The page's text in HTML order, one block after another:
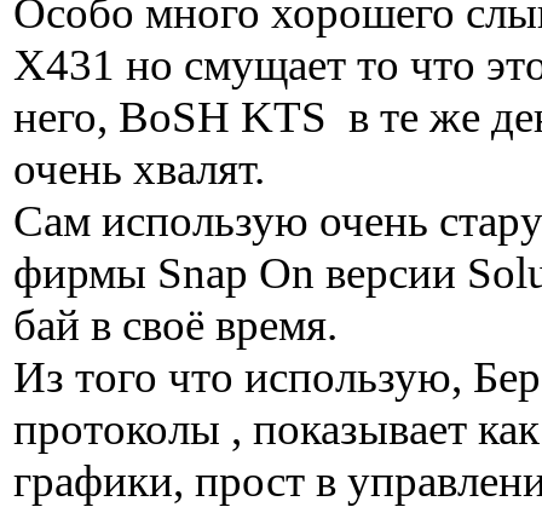
Особо много хорошего
X431 но смущает то что
него, BoSH KTS в те же
очень хвалят.
Сам использую очень
фирмы Snap On версии
бай в своё время.
Из того что использую,
протоколы , показывает
графики, прост в